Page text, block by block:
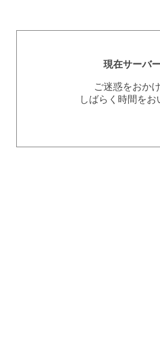
現在サーバ
ご迷惑をおか
しばらく時間を